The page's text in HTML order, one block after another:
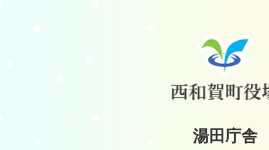
湯田庁舎